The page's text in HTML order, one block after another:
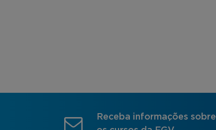
Receba informações sobre